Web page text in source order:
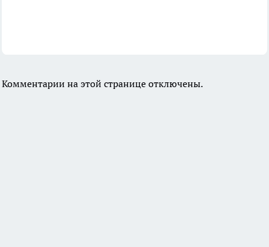
Комментарии на этой странице отключены.